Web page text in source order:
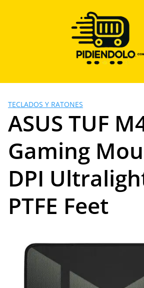
TECLADOS Y RATONES
ASUS TUF
Gaming
DPI
PTFE Feet